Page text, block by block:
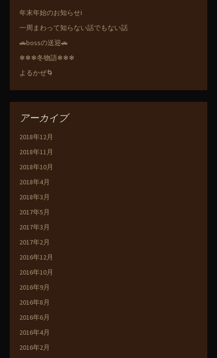
年末年始のお知らせℹ️
一周まわって知らない話でもない話
🚗bossの送迎🚗
❄❄❄冬物語❄❄❄
よるかぜ🌀
アーカイブ
2018年12月
2018年11月
2018年10月
2018年4月
2018年3月
2017年5月
2017年3月
2017年2月
2016年12月
2016年10月
2016年9月
2016年8月
2016年6月
2016年4月
2016年2月